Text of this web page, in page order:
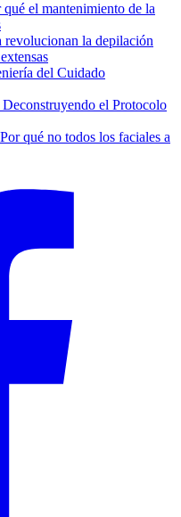
el mantenimiento de la
revolucionan la depilación
del Cuidado
el Protocolo
qué no todos los faciales a